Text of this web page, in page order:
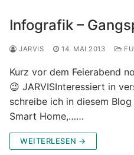
Infografik –
JARVIS 14. MAI 2013
Kurz vor dem Feierabend
😉 JARVISInteressiert in
schreibe ich in diesem
Smart Home,……
WEITERLESEN →